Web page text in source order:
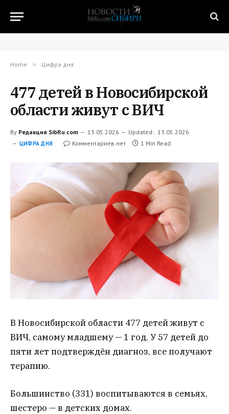
Home » Цифра дня
477 детей в Новосибирской
области живут с ВИЧ
By Редакция SibRu.com 13.05.2026 Updated: 13.05.2026
ЦИФРА ДНЯ Комментариев нет 1 Min Read
В Новосибирской области 477 детей живут с
ВИЧ, самому младшему — 1 год. У 57 детей до
пяти лет подтверждён диагноз, все получают
терапию.
Большинство (331) воспитываются в семьях,
шестеро — в детских домах.